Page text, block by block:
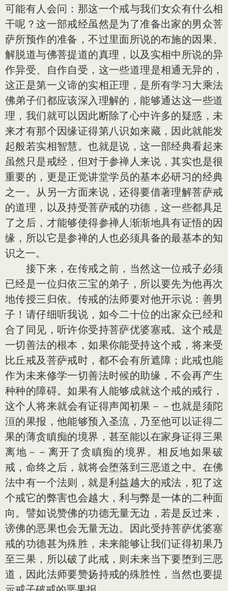
可能有人会问：那这一个戒与我们女众有什么相
干呢？这一部戒经虽然是为了准备出家的男众菩
萨所预作的准备，不过里面所说的布施的因果、
解脱道与佛菩提道的真理，以及实相中所说的异
作异受、自作自受，这一些道理是相通无异的，
这正是第一义谛的实相正理，是所有学习大乘法
佛弟子们都应该深入理解的，能够通达这一些道
理，我们就可以因此断除了心中许多的疑惑，未
来才有那个因缘证得第八识如来藏，因此就能发
起般若实相智慧。也就是说，这一部经典看起来
虽然只是戒经，但对于参禅人来说，其实也是很
重要的，更是正觉讲堂学员的基本必研习的经典
之一。从另一方面来说，还得要借著理解菩萨戒
的道理，以及持受菩萨戒的功德，这一些都具足
了之后，才能够使得参禅人渐渐地具有证悟的因
缘，所以它是参禅的人也必须具备的最基本的知
识之一。
接下来，在传戒之前，当然这一位戒子必须
已经是一位归依三宝的弟子，所以要先为他再次
地传授三归依。传戒的法师要对他开示说：善男
子！请仔细听我说，如今二十位的出家众已经和
合了同见，听许你受持菩萨优婆塞戒。这个戒是
一切善法的根本，如果你能受持这个戒，将来受
比丘戒及菩萨戒时，都不会有所遮障；此戒也能
作为未来修学一切善法时候的助缘，不会再产生
种种的障碍。如果有人能够成就这个戒的戒行，
这个人将来就会有证得声闻初果－－也就是须陀
洹的果报，他能够预入圣流，乃至他可以证得二
果的薄贪瞋痴的境界，甚至能以在家身证得三果
离地－－离开了贪瞋痴的境界。相反地如果破
戒，命终之后，就将会堕落到三恶道之中。在佛
法中有一个法则，就是利益越大的戒法，犯了这
个戒它的弊害也会越大，利与弊是一体的二种面
向。譬如说赞佛的功德无量无边，若是反过来，
谤佛的恶果也会无量无边。因此受持菩萨优婆塞
戒的功德甚为殊胜，未来能够让我们证得初果乃
至三果，所以破了此戒，则未来当下要堕到三恶
道，因此法师要赞扬持戒的殊胜性，当然也要提